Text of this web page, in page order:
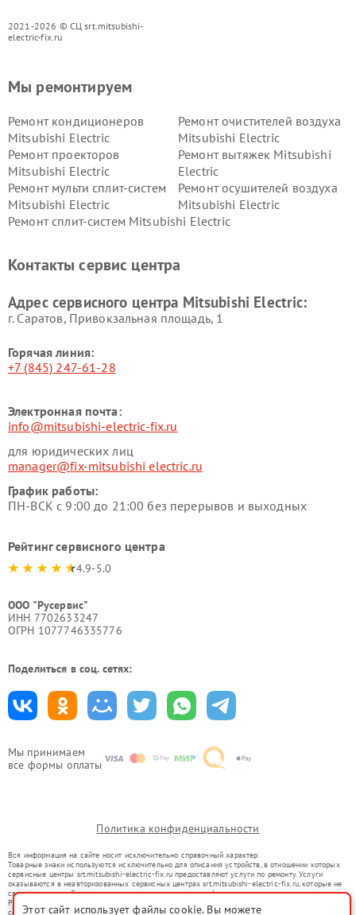
2021-2026 © СЦ srt.mitsubishi-
electric-fix.ru
Мы принимаем
все формы оплаты
Мы ремонтируем
Ремонт кондиционеров
Mitsubishi Electric
Ремонт очистителей воздуха
Mitsubishi Electric
Ремонт проекторов
Mitsubishi Electric
Ремонт вытяжек Mitsubishi
Electric
Ремонт мульти сплит-систем
Mitsubishi Electric
Ремонт осушителей воздуха
Mitsubishi Electric
Ремонт сплит-систем Mitsubishi Electric
Контакты сервис центра
Адрес сервисного центра Mitsubishi Electric:
г. Саратов, Привокзальная площадь, 1
Горячая линия:
+7 (845) 247-61-28
Электронная почта:
info@mitsubishi-electric-fix.ru
для юридических лиц
manager@fix-mitsubishi electric.ru
График работы:
ПН-ВСК с 9:00 до 21:00 без перерывов и выходных
Рейтинг сервисного центра
4.9-5.0
ООО "Русервис"
ИНН 7702633247
ОГРН 1077746335776
Поделиться в соц. сетях:
Политика конфиденциальности
Вся информация на сайте носит исключительно справочный характер.
Товарные знаки используются исключительно для описания устройств, в отношении которых
сервисные центры srt.mitsubishi-electric-fix.ru предоставляют услуги по ремонту. Услуги
оказываются в неавторизованных сервисных центрах srt.mitsubishi-electric-fix.ru, которые не
связаны с правообладателями товарных знаков или их официальными представителями.
Ремонт осуществляется для устройств, уже введенных в гражданский оборот в соответствии
со статьей 1487 ГК РФ.
Этот сайт использует файлы cookie. Вы можете